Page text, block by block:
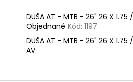
DUŠA AT - MTB - 26" 26 X 1.75
Objednané Kód: 1197
DUŠA AT - MTB - 26" 26 X 1.75
AV